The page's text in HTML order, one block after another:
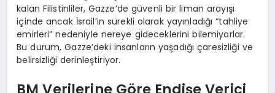
kalan Filistinliler, Gazze’de güvenli bir liman arayışı
içinde ancak İsrail’in sürekli olarak yayınladığı “tahliye
emirleri” nedeniyle nereye gideceklerini bilemiyorlar.
Bu durum, Gazze’deki insanların yaşadığı çaresizliği ve
belirsizliği derinleştiriyor.